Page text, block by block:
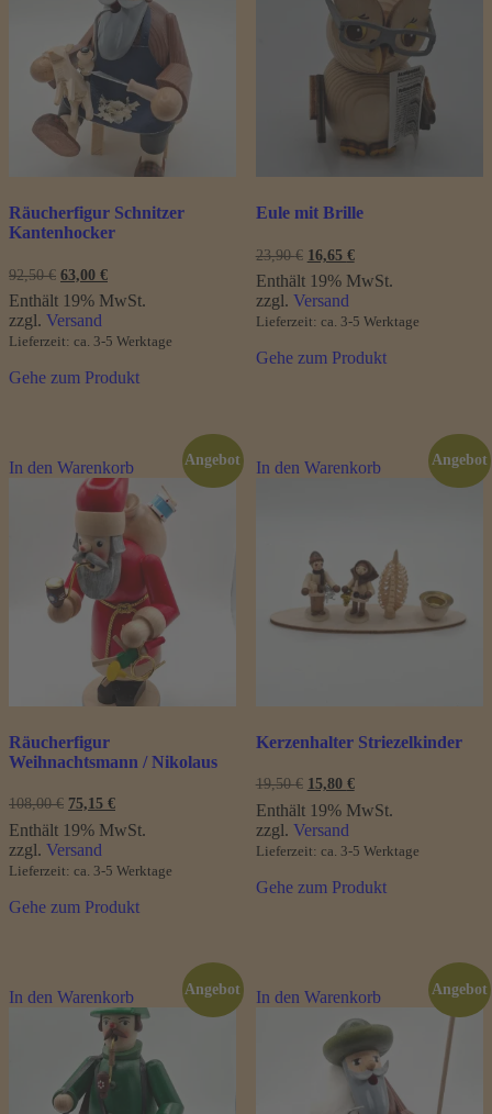
Räucherfigur Schnitzer
Kantenhocker
92,50€ Ursprünglicher
Preis
war:
92,50 €
63,00 €Aktueller
Preis
ist:
Enthält 19% MwSt.
zzgl. Versand
Lieferzeit: ca. 3-5 Werktage
Gehe zum Produkt
Eule mit Brille
23,90€ Ursprünglicher
Preis
war:
23,90 €
16,65 €Aktueller
Preis
ist:
Enthält 19% MwSt.
zzgl. Versand
Lieferzeit: ca. 3-5 Werktage
Gehe zum Produkt
In den Warenkorb Angebot
Räucherfigur
Weihnachtsmann / Nikolaus
108,00€ Ursprünglicher
Preis
war:
108,00 €
75,15 €Aktueller
Preis
ist:
Enthält 19% MwSt.
zzgl. Versand
Lieferzeit: ca. 3-5 Werktage
Gehe zum Produkt
In den Warenkorb Angebot
Kerzenhalter Striezelkinder
19,50€ Ursprünglicher
Preis
war:
19,50 €
15,80 €Aktueller
Preis
ist:
Enthält 19% MwSt.
zzgl. Versand
Lieferzeit: ca. 3-5 Werktage
Gehe zum Produkt
In den Warenkorb Angebot In den Warenkorb Angebot